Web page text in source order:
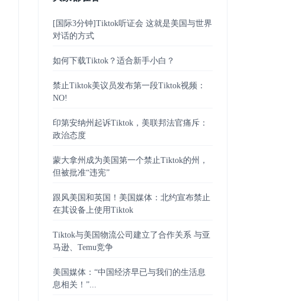
[国际3分钟]Tiktok听证会 这就是美国与世界
对话的方式
如何下载Tiktok？适合新手小白？
禁止Tiktok美议员发布第一段Tiktok视频：
NO!
印第安纳州起诉Tiktok，美联邦法官痛斥：
政治态度
蒙大拿州成为美国第一个禁止Tiktok的州，
但被批准“违宪”
跟风美国和英国！美国媒体：北约宣布禁止
在其设备上使用Tiktok
Tiktok与美国物流公司建立了合作关系 与亚
马逊、Temu竞争
美国媒体：“中国经济早已与我们的生活息
息相关！”...